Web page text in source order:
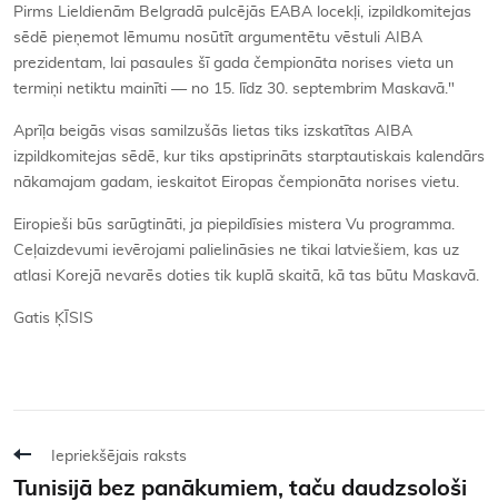
Pirms Lieldienām Belgradā pulcējās EABA locekļi, izpildkomitejas
sēdē pieņemot lēmumu nosūtīt argumentētu vēstuli AIBA
prezidentam, lai pasaules šī gada čempionāta norises vieta un
termiņi netiktu mainīti — no 15. līdz 30. septembrim Maskavā."
Aprīļa beigās visas samilzušās lietas tiks izskatītas AIBA
izpildkomitejas sēdē, kur tiks apstiprināts starptautiskais kalendārs
nākamajam gadam, ieskaitot Eiropas čempionāta norises vietu.
Eiropieši būs sarūgtināti, ja piepildīsies mistera Vu programma.
Ceļaizdevumi ievērojami palielināsies ne tikai latviešiem, kas uz
atlasi Korejā nevarēs doties tik kuplā skaitā, kā tas būtu Maskavā.
Gatis ĶĪSIS
Iepriekšējais raksts
Tunisijā bez panākumiem, taču daudzsološi